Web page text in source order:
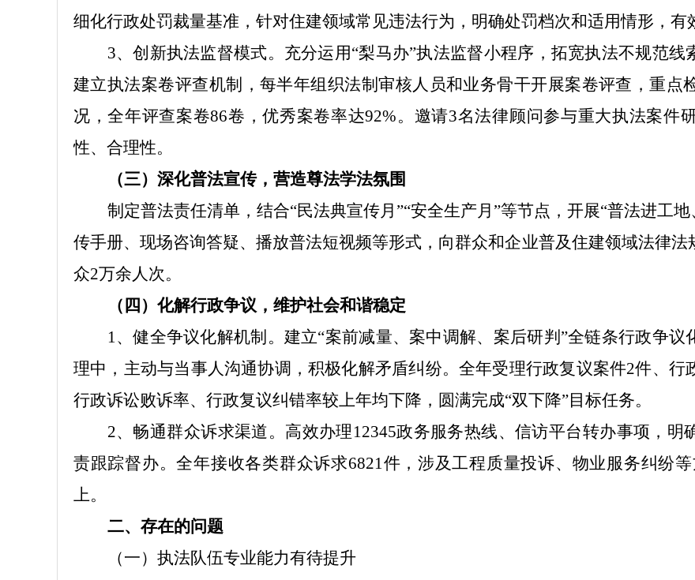
细化行政处罚裁量基准，针对住建领域常见违法行为，明确处罚档次和适用情形，有
3、创新执法监督模式。 充分运用“梨马办”执法监督小程序，拓宽执法不规范线
建立执法案卷评查机制，每半年组织法制审核人员和业务骨干开展案卷评查，重点
况，全年评查案卷86卷，优秀案卷率达92%。邀请3名法律顾问参与重大执法案件
性、合理性。
（三） 深化普法宣传，营造尊法学法氛围
制定普法责任清单，结合“民法典宣传月”“安全生产月”等节点，开展“普法进工
传手册、现场咨询答疑、播放普法短视频等形式，向群众和企业普及住建领域法律法
众2万余人次。
（ 四 ） 化解行政争议，维护社会和谐稳定
1、健全争议化解机制 。 建立“案前减量、案中调解、案后研判”全链条行政争
理中，主动与当事人沟通协调，积极化解矛盾纠纷。全年受理行政复议案件2件、行
行政诉讼败诉率、行政复议纠错率较上年均下降，圆满完成“双下降”目标任务。
2、 畅通群众诉求渠道。 高效办理 12345政务服务热线、信访平台转办事项，
责跟踪督办。全年接收各类群众诉求6821件，涉及工程质量投诉、物业服务纠纷
上。
二、存在的问题
（一）执法队伍专业能力有待提升